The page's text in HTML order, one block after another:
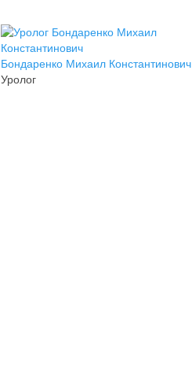
Бондаренко Михаил Константинович
Уролог